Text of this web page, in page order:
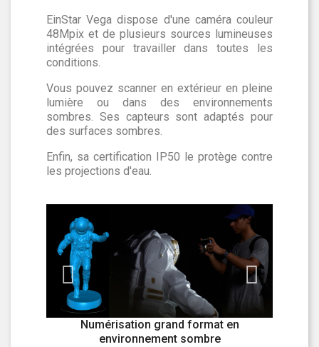
EinStar Vega dispose d'une caméra couleur
48Mpix et de plusieurs sources lumineuses
intégrées pour travailler dans toutes les
conditions.
Vous pouvez scanner en extérieur en pleine
lumière ou dans des environnements
sombres. Ses capteurs sont adaptés pour
des surfaces sombres.
Enfin, sa certification IP50 le protège contre
les projections d'eau.
Numérisation grand format en
environnement sombre